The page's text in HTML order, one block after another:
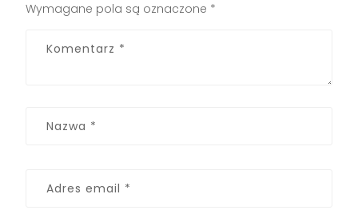
Wymagane pola są oznaczone *